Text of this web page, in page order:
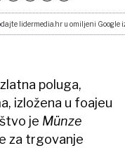
lidermedia.hr u omiljeni Google
poluga,
izložena u foajeu
je Münze
za trgovanje